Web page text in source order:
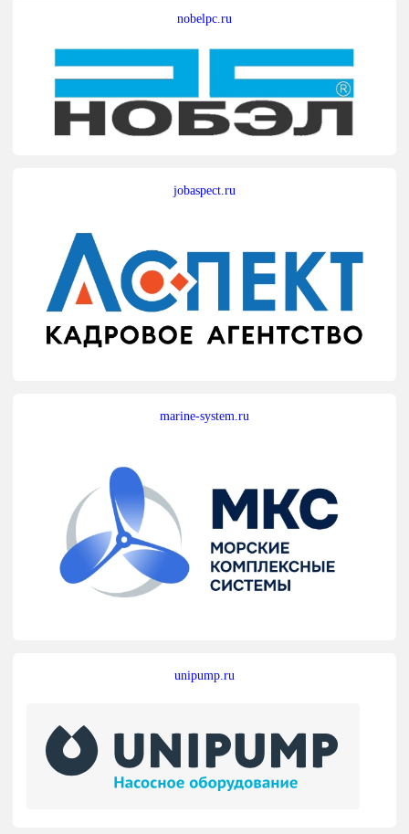
nobelpc.ru
jobaspect.ru
marine-system.ru
unipump.ru